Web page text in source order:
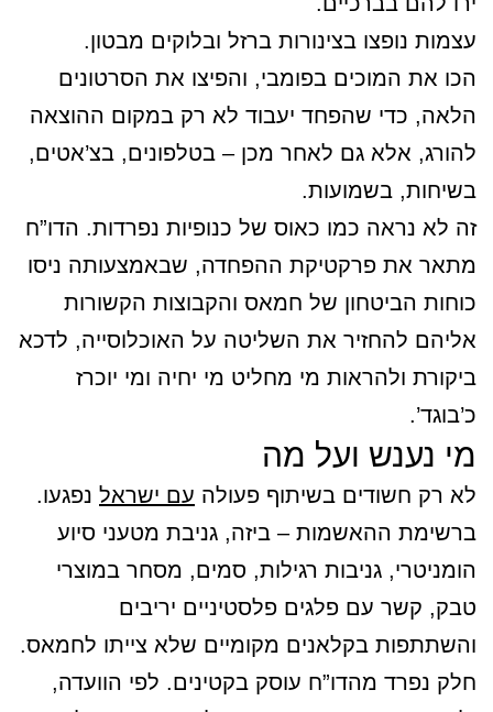
עצמות נופצו בצינורות ברזל ובלוקים מבטון.
הכו את המוכים בפומבי, והפיצו את הסרטונים
הלאה, כדי שהפחד יעבוד לא רק במקום ההוצאה
להורג, אלא גם לאחר מכן – בטלפונים, בצ’אטים,
בשיחות, בשמועות.
זה לא נראה כמו כאוס של כנופיות נפרדות. הדו”ח
מתאר את פרקטיקת ההפחדה, שבאמצעותה ניסו
כוחות הביטחון של חמאס והקבוצות הקשורות
אליהם להחזיר את השליטה על האוכלוסייה, לדכא
ביקורת ולהראות מי מחליט מי יחיה ומי יוכרז
כ’בוגד’.
מי נענש ועל מה
לא רק חשודים בשיתוף פעולה עם ישראל נפגעו.
ברשימת ההאשמות – ביזה, גניבת מטעני סיוע
הומניטרי, גניבות רגילות, סמים, מסחר במוצרי
טבק, קשר עם פלגים פלסטיניים יריבים
והשתתפות בקלאנים מקומיים שלא צייתו לחמאס.
חלק נפרד מהדו”ח עוסק בקטינים. לפי הוועדה,